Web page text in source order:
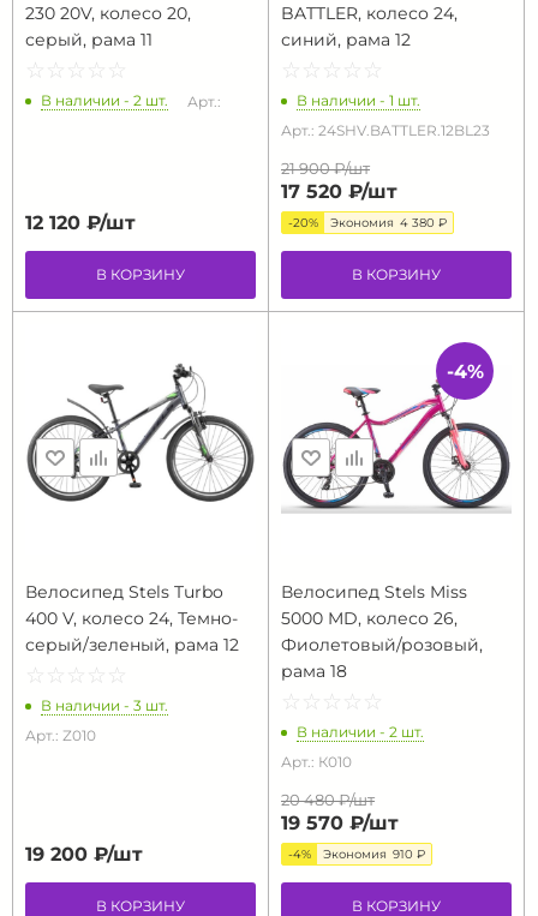
230 20V, колесо 20,
серый, рама 11
☆ ☆ ☆ ☆ ☆
★ ★ ★ ★ ★
В наличии - 2 шт. Арт.:
12 120 ₽/шт
В КОРЗИНУ
BATTLER, колесо 24,
синий, рама 12
☆ ☆ ☆ ☆ ☆
★ ★ ★ ★ ★
В наличии - 1 шт.
Арт.: 24SHV.BATTLER.12BL23
21 900 ₽/шт
17 520 ₽/шт
-20% Экономия 4 380 ₽
В КОРЗИНУ
Велосипед Stels Turbo
400 V, колесо 24, Темно-
серый/зеленый, рама 12
☆ ☆ ☆ ☆ ☆
★ ★ ★ ★ ★
В наличии - 3 шт.
Арт.: Z010
19 200 ₽/шт
В КОРЗИНУ
Велосипед Stels Miss
5000 MD, колесо 26,
Фиолетовый/розовый,
рама 18
☆ ☆ ☆ ☆ ☆
★ ★ ★ ★ ★
В наличии - 2 шт.
Арт.: К010
20 480 ₽/шт
19 570 ₽/шт
-4% Экономия 910 ₽
В КОРЗИНУ
-4%